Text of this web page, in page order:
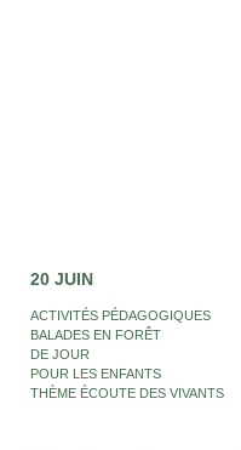
20 JUIN
ACTIVITÉS PÉDAGOGIQUES
BALADES EN FORÊT
DE JOUR
POUR LES ENFANTS
THÈME ÉCOUTE DES VIVANTS